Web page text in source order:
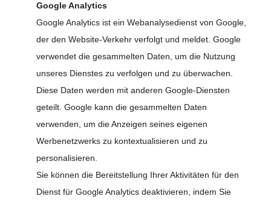
Google Analytics
Google Analytics ist ein Webanalysedienst von Google,
der den Website-Verkehr verfolgt und meldet. Google
verwendet die gesammelten Daten, um die Nutzung
unseres Dienstes zu verfolgen und zu überwachen.
Diese Daten werden mit anderen Google-Diensten
geteilt. Google kann die gesammelten Daten
verwenden, um die Anzeigen seines eigenen
Werbenetzwerks zu kontextualisieren und zu
personalisieren.
Sie können die Bereitstellung Ihrer Aktivitäten für den
Dienst für Google Analytics deaktivieren, indem Sie